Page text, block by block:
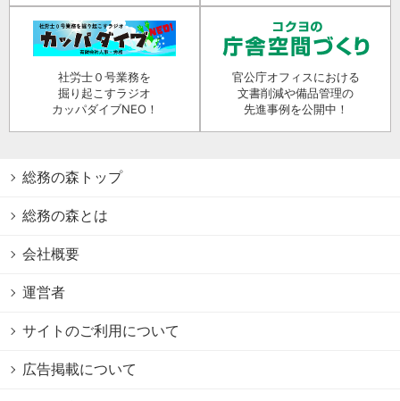
社労士０号業務を
掘り起こすラジオ
カッパダイブNEO！
官公庁オフィスにおける
文書削減や備品管理の
先進事例を公開中！
総務の森トップ
総務の森とは
会社概要
運営者
サイトのご利用について
広告掲載について